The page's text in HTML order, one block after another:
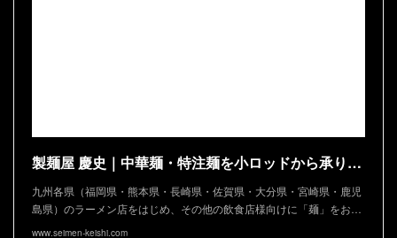
製麺屋 慶史｜中華麺・特注麺を小ロッドから承ります
九州各県（福岡県・熊本県・長崎県・佐賀県・大分県・宮崎県・鹿児
島県）のラーメン店をはじめ、その他の飲食店様向けに「麺」をお…
www.seimen-keishi.com